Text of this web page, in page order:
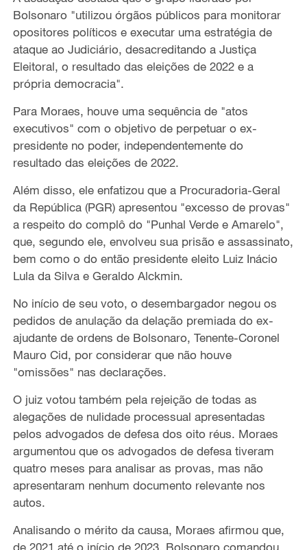
Bolsonaro "utilizou órgãos públicos para monitorar
opositores políticos e executar uma estratégia de
ataque ao Judiciário, desacreditando a Justiça
Eleitoral, o resultado das eleições de 2022 e a
própria democracia".
Para Moraes, houve uma sequência de "atos
executivos" com o objetivo de perpetuar o ex-
presidente no poder, independentemente do
resultado das eleições de 2022.
Além disso, ele enfatizou que a Procuradoria-Geral
da República (PGR) apresentou "excesso de provas"
a respeito do complô do "Punhal Verde e Amarelo",
que, segundo ele, envolveu sua prisão e assassinato,
bem como o do então presidente eleito Luiz Inácio
Lula da Silva e Geraldo Alckmin.
No início de seu voto, o desembargador negou os
pedidos de anulação da delação premiada do ex-
ajudante de ordens de Bolsonaro, Tenente-Coronel
Mauro Cid, por considerar que não houve
"omissões" nas declarações.
O juiz votou também pela rejeição de todas as
alegações de nulidade processual apresentadas
pelos advogados de defesa dos oito réus. Moraes
argumentou que os advogados de defesa tiveram
quatro meses para analisar as provas, mas não
apresentaram nenhum documento relevante nos
autos.
Analisando o mérito da causa, Moraes afirmou que,